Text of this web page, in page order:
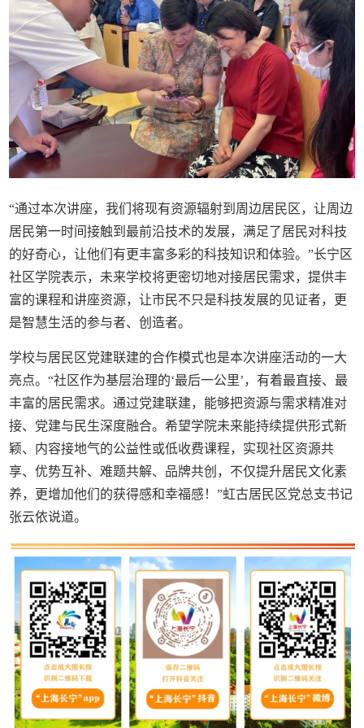
“通过本次讲座，我们将现有资源辐射到周边居民区，让周边
居民第一时间接触到最前沿技术的发展，满足了居民对科技
的好奇心，让他们有更丰富多彩的科技知识和体验。”长宁区
社区学院表示，未来学校将更密切地对接居民需求，提供丰
富的课程和讲座资源，让市民不只是科技发展的见证者，更
是智慧生活的参与者、创造者。
学校与居民区党建联建的合作模式也是本次讲座活动的一大
亮点。“社区作为基层治理的‘最后一公里’，有着最直接、最
丰富的居民需求。通过党建联建，能够把资源与需求精准对
接、党建与民生深度融合。希望学院未来能持续提供形式新
颖、内容接地气的公益性或低收费课程，实现社区资源共
享、优势互补、难题共解、品牌共创，不仅提升居民文化素
养，更增加他们的获得感和幸福感！”虹古居民区党总支书记
张云依说道。